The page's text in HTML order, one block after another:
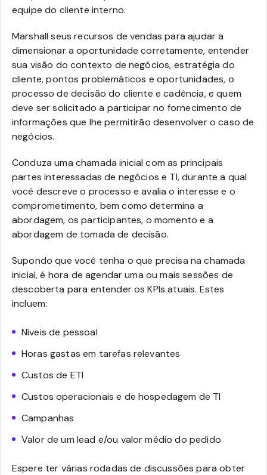
equipe do cliente interno.
Marshall seus recursos de vendas para ajudar a
dimensionar a oportunidade corretamente, entender
sua visão do contexto de negócios, estratégia do
cliente, pontos problemáticos e oportunidades, o
processo de decisão do cliente e cadência, e quem
deve ser solicitado a participar no fornecimento de
informações que lhe permitirão desenvolver o caso de
negócios.
Conduza uma chamada inicial com as principais
partes interessadas de negócios e TI, durante a qual
você descreve o processo e avalia o interesse e o
comprometimento, bem como determina a
abordagem, os participantes, o momento e a
abordagem de tomada de decisão.
Supondo que você tenha o que precisa na chamada
inicial, é hora de agendar uma ou mais sessões de
descoberta para entender os KPIs atuais. Estes
incluem:
Níveis de pessoal
Horas gastas em tarefas relevantes
Custos de ETI
Custos operacionais e de hospedagem de TI
Campanhas
Valor de um lead e/ou valor médio do pedido
Espere ter várias rodadas de discussões para obter